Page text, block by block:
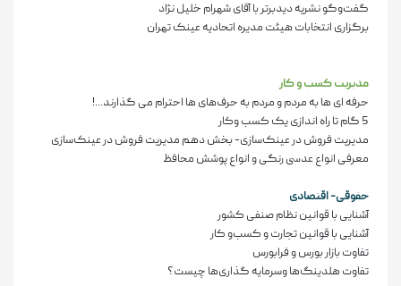
گفت‌وگو نشریه دیدبرتر با آقای شهرام خلیل نژاد
برگزاری انتخابات هیئت مدیره اتحادیه عینک تهران
مدیریت کسب و کار
حرفه ای ها به مردم و مردم به حرف‌های ها احترام می گذارند...!
5 گام تا راه اندازی یک کسب وکار
مدیریت فروش در عینک‌سازی- بخش دهم مدیریت فروش در عینک‌سازی
معرفی انواع عدسی رنگی و انواع پوشش محافظ
حقوقی- اقتصادی
آشنایی با قوانین نظام صنفی کشور
آشنایی با قوانین تجارت و کسب‌و کار
تفاوت بازار بورس و فرابورس
تفاوت هلدینگ‌ها وسرمایه گذاری‌ها چیست؟